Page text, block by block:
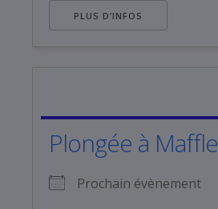
PLUS D’INFOS
Plongée à Maffle
Prochain évènement